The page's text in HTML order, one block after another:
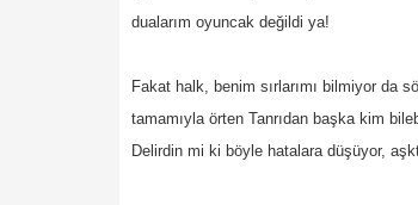
dualarım oyuncak değildi ya!
Fakat halk, benim sırlarımı bilmiyor da
tamamıyla örten Tanrıdan başka kim
Delirdin mi ki böyle hatalara düşüyor,